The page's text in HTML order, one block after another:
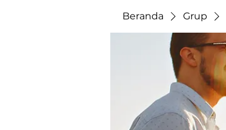
Beranda Grup